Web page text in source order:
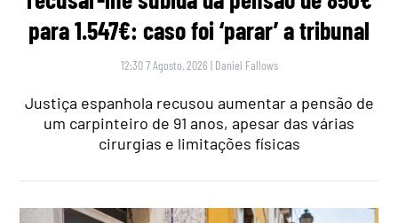
para 1.547€: caso foi ‘parar’ a tribunal
12:30 7 Agosto, 2026 | Daniel Fallows
Justiça espanhola recusou aumentar a pensão de
um carpinteiro de 91 anos, apesar das várias
cirurgias e limitações físicas